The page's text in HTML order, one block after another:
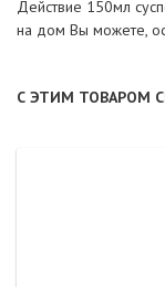
Действие 150мл
на дом Вы можете,
С ЭТИМ ТОВАРОМ